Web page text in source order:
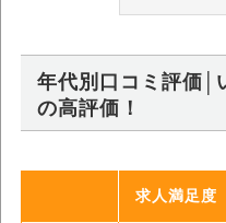
年代別口コミ評価│
の高評価！
求人満足度